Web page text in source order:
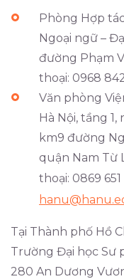
Phòng Hợp
Ngoại ngữ –
đường Phạm
thoại: 0968
Văn phòng
Hà Nội, tầng
km9 đường
quận Nam Từ
thoại: 0869
Tại Thành phố Hồ
Trường Đại học Sư
280 An Dương